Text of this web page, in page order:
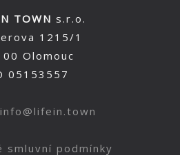
TOWN s.r.o.
1215/1
Olomouc
05153557
info@lifein.town
smluvní podmínky